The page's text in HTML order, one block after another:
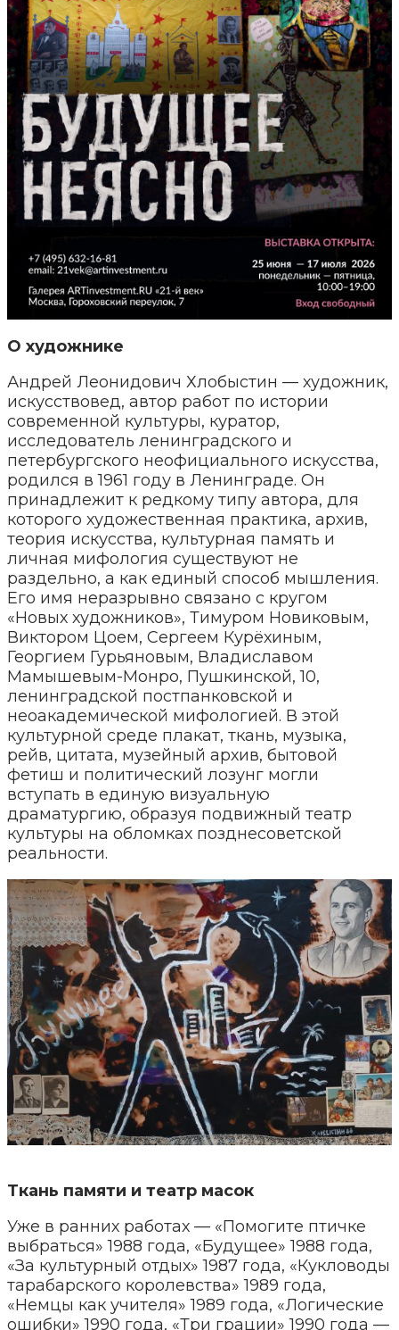
О художнике
Андрей Леонидович Хлобыстин — художник,
искусствовед, автор работ по истории
современной культуры, куратор,
исследователь ленинградского и
петербургского неофициального искусства,
родился в 1961 году в Ленинграде. Он
принадлежит к редкому типу автора, для
которого художественная практика, архив,
теория искусства, культурная память и
личная мифология существуют не
раздельно, а как единый способ мышления.
Его имя неразрывно связано с кругом
«Новых художников», Тимуром Новиковым,
Виктором Цоем, Сергеем Курёхиным,
Георгием Гурьяновым, Владиславом
Мамышевым-Монро, Пушкинской, 10,
ленинградской постпанковской и
неоакадемической мифологией. В этой
культурной среде плакат, ткань, музыка,
рейв, цитата, музейный архив, бытовой
фетиш и политический лозунг могли
вступать в единую визуальную
драматургию, образуя подвижный театр
культуры на обломках позднесоветской
реальности.
Ткань памяти и театр масок
Уже в ранних работах — «Помогите птичке
выбраться» 1988 года, «Будущее» 1988 года,
«За культурный отдых» 1987 года, «Кукловоды
тарабарского королевства» 1989 года,
«Немцы как учителя» 1989 года, «Логические
ошибки» 1990 года, «Три грации» 1990 года —